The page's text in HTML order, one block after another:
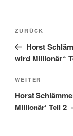
Vorheriger
Beitrag
ZURÜCK
Horst
wird Millionär“
Nächster
Beitrag
WEITER
Horst
Millionär‘ Teil 2